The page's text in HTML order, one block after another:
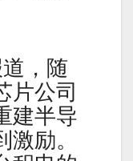
，随
片公司
建半导
励。